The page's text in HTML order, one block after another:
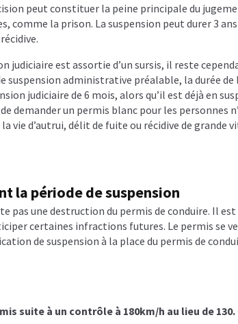
peut constituer la peine principale du
comme la prison. La suspension peut durer 3
judiciaire est assortie d’un sursis, il reste
suspension administrative préalable, la durée
judiciaire de 6 mois, alors qu’il est déjà en
demander un permis blanc pour les
vie d’autrui, délit de fuite ou récidive de grande
la période de suspension
pas une destruction du permis de conduire. Il
certaines infractions futures. Le permis se
de suspension à la place du permis de
suite à un contrôle à 180km/h au lieu de